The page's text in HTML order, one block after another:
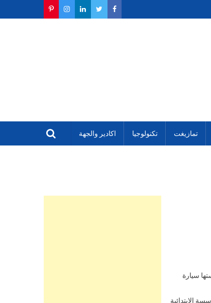
تمازيغت تكنولوجيا اكادير والجهة
سيارة
الابتدائية